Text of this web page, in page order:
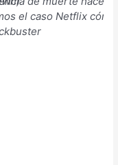
el caso Netflix cómo